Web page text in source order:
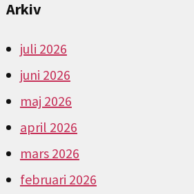
Arkiv
juli 2026
juni 2026
maj 2026
april 2026
mars 2026
februari 2026